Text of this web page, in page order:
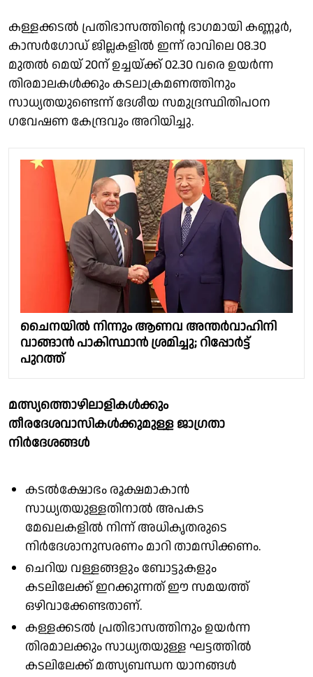
കള്ളക്കടൽ പ്രതിഭാസത്തിന്റെ ഭാഗമായി കണ്ണൂർ,
കാസർ​ഗോഡ് ജില്ലകളിൽ ഇന്ന് രാവിലെ 08.30
മുതൽ മെയ് 20ന് ഉച്ചയ്ക്ക് 02.30 വരെ ഉയർന്ന
തിരമാലകൾക്കും കടലാക്രമണത്തിനും
സാധ്യതയുണ്ടെന്ന് ദേശീയ സമുദ്രസ്ഥിതിപഠന
ഗവേഷണ കേന്ദ്രവും അറിയിച്ചു.
ചൈനയില്‍ നിന്നും ആണവ അന്തര്‍വാഹിനി
വാങ്ങാന്‍ പാകിസ്ഥാന്‍ ശ്രമിച്ചു; റിപ്പോര്‍ട്ട്
പുറത്ത്
മത്സ്യത്തൊഴിലാളികൾക്കും
തീരദേശവാസികൾക്കുമുള്ള ജാഗ്രതാ
നിർദേശങ്ങൾ
കടൽക്ഷോഭം രൂക്ഷമാകാൻ
സാധ്യതയുള്ളതിനാൽ അപകട
മേഖലകളിൽ നിന്ന് അധികൃതരുടെ
നിർദേശാനുസരണം മാറി താമസിക്കണം.
ചെറിയ വള്ളങ്ങളും ബോട്ടുകളും
കടലിലേക്ക് ഇറക്കുന്നത് ഈ സമയത്ത്
ഒഴിവാക്കേണ്ടതാണ്.
കള്ളക്കടൽ പ്രതിഭാസത്തിനും ഉയർന്ന
തിരമാലക്കും സാധ്യതയുള്ള ഘട്ടത്തിൽ
കടലിലേക്ക് മത്സ്യബന്ധന യാനങ്ങൾ